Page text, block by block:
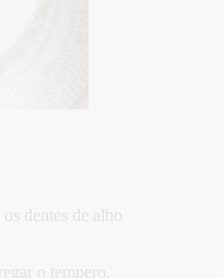
dentes de alho
o tempero.